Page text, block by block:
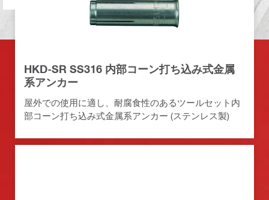
HKD-SR SS316 内部コーン打ち込み式金属
系アンカー
屋外での使用に適し、耐腐食性のあるツールセット内
部コーン打ち込み式金属系アンカー (ステンレス製)